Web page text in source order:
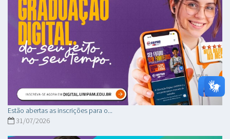
Estão abertas as inscrições para o...
31/07/2026